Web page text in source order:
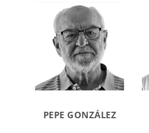
PEPE GONZÁLEZ